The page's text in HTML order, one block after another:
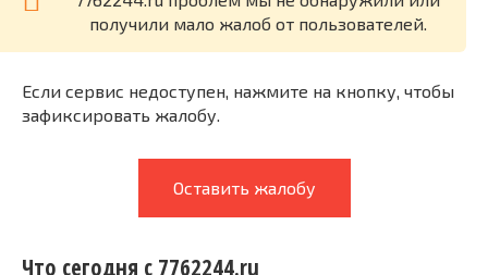
получили мало жалоб от пользователей.
Если сервис недоступен, нажмите на кнопку, чтобы
зафиксировать жалобу.
Оставить жалобу
Что сегодня с 7762244.ru